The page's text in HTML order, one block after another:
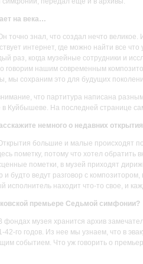
на века…
точно знал, что создал нечто
интернет, где можно найти все
раз, когда музейные сотрудники и
говорим нашим современным
мы сохраним это для будущих
что партитура написана
Куйбышеве. На последней странице
немного о недавних
большие и малые происходят
пометку, потому что хотел
пометки, в музей приходят
и будто ведут разговор с
исполнитель находит что-то свое, и
премьере Седьмой симфонии?
фондах музея хранится архив
го годов. Из нее мы узнаем, что в
событием. Что уж говорить о